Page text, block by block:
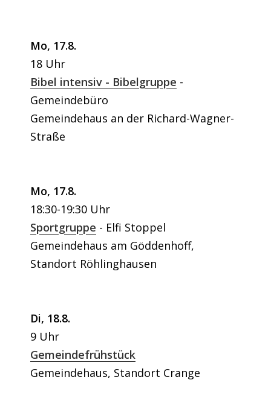
Mo, 17.8.
18 Uhr
Bibel intensiv - Bibelgruppe
Gemeindebüro
Gemeindehaus an der Richard-Wagner-
Straße
Mo, 17.8.
18:30-19:30 Uhr
Sportgruppe
Elfi Stoppel
Gemeindehaus am Göddenhoff,
Standort Röhlinghausen
Di, 18.8.
9 Uhr
Gemeindefrühstück
Gemeindehaus, Standort Crange